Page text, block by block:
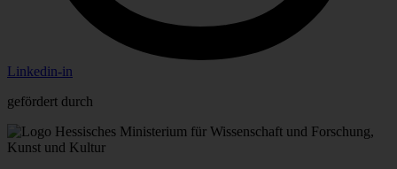
Linkedin-in
gefördert durch